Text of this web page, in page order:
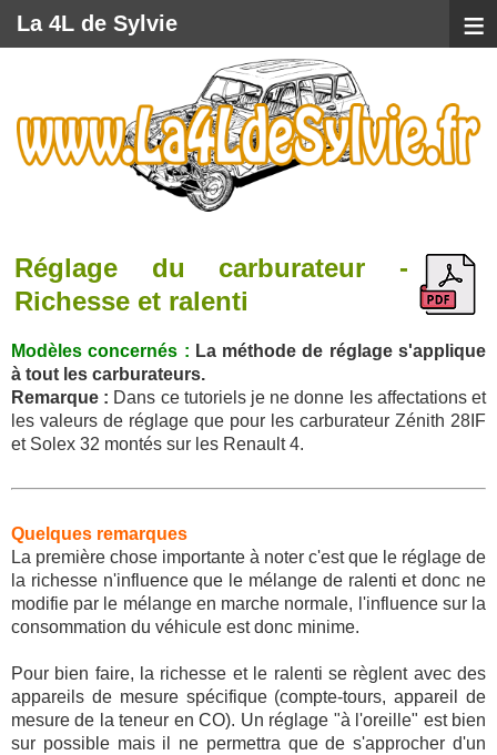
Réglage du carburateur -
Richesse et ralenti
Modèles concernés : La méthode de réglage s'applique
à tout les carburateurs.
Remarque : Dans ce tutoriels je ne donne les affectations et
les valeurs de réglage que pour les carburateur Zénith 28IF
et Solex 32 montés sur les Renault 4.
Quelques remarques
La première chose importante à noter c'est que le réglage de
la richesse n'influence que le mélange de ralenti et donc ne
modifie par le mélange en marche normale, l'influence sur la
consommation du véhicule est donc minime.
Pour bien faire, la richesse et le ralenti se règlent avec des
appareils de mesure spécifique (compte-tours, appareil de
mesure de la teneur en CO). Un réglage "à l'oreille" est bien
sur possible mais il ne permettra que de s'approcher d'un
La 4L de Sylvie ≡